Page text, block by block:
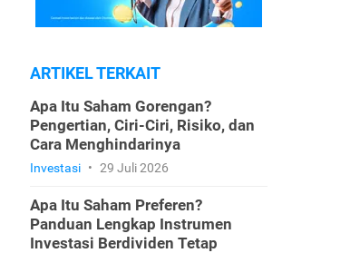
ARTIKEL TERKAIT
Apa Itu Saham Gorengan?
Pengertian, Ciri-Ciri, Risiko, dan
Cara Menghindarinya
Investasi • 29 Juli 2026
Apa Itu Saham Preferen?
Panduan Lengkap Instrumen
Investasi Berdividen Tetap